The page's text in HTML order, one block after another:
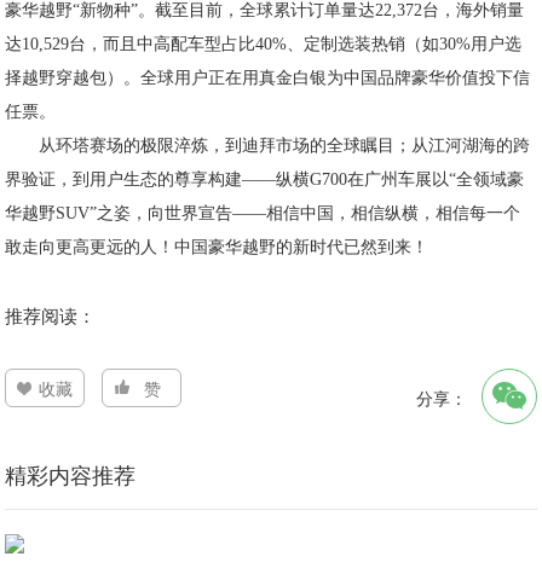
豪华越野“新物种”。截至目前，全球累计订单量达22,372台，海外销量
达10,529台，而且中高配车型占比40%、定制选装热销（如30%用户选
择越野穿越包）。全球用户正在用真金白银为中国品牌豪华价值投下信
任票。
从环塔赛场的极限淬炼，到迪拜市场的全球瞩目；从江河湖海的跨
界验证，到用户生态的尊享构建——纵横G700在广州车展以“全领域豪
华越野SUV”之姿，向世界宣告——相信中国，相信纵横，相信每一个
敢走向更高更远的人！中国豪华越野的新时代已然到来！
推荐阅读：
收藏 赞 分享：
精彩内容推荐